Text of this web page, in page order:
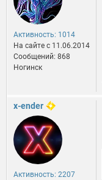
Активность: 1014
На сайте c 11.06.2014
Сообщений: 868
Ногинск
x-ender
Активность: 2207